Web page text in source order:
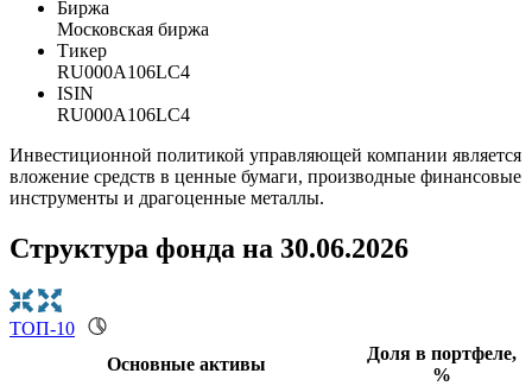
Биржа
Московская биржа
Тикер
RU000A106LC4
ISIN
RU000A106LC4
Инвестиционной политикой управляющей компании является
вложение средств в ценные бумаги, производные финансовые
инструменты и драгоценные металлы.
Структура фонда на 30.06.2026
ТОП-10
Основные активы
Доля в портфеле,
%